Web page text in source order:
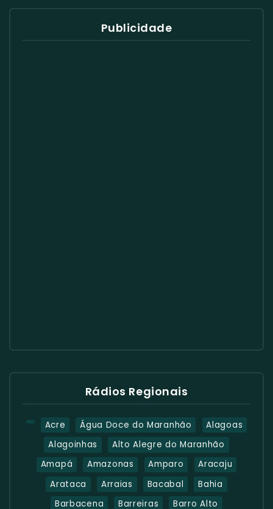
Publicidade
Rádios Regionais
Acre Água Doce do Maranhão
Alagoas
Alagoinhas
Alto Alegre do Maranhão
Amapá
Amazonas Amparo
Aracaju
Arataca
Arraias Bacabal
Bahia
Barbacena
Barreiras Barro Alto